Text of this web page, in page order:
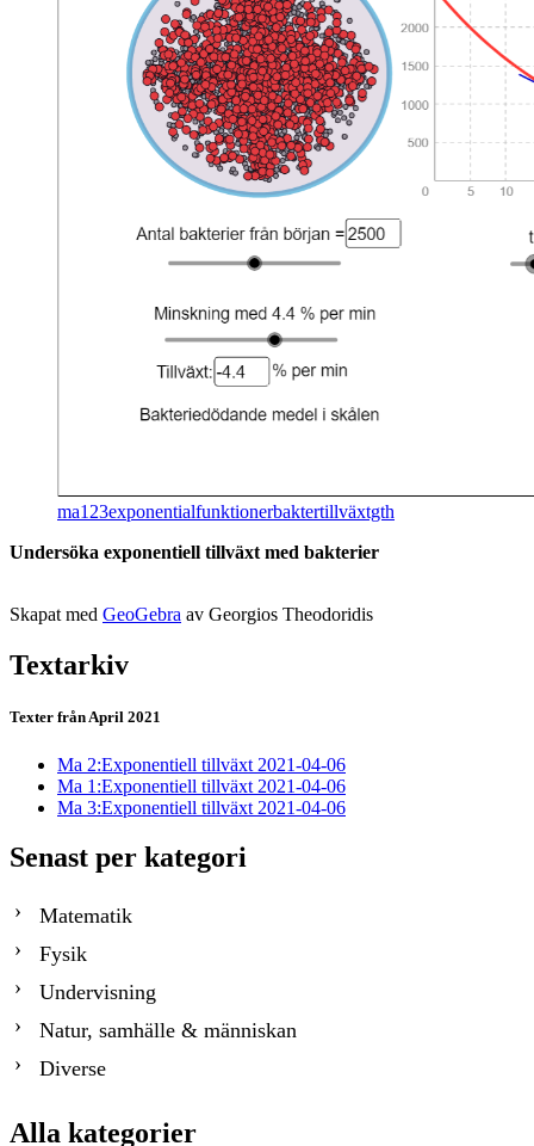
ma123exponentialfunktionerbaktertillväxtgth
Un­der­sö­ka ex­po­nen­ti­ell till­växt med bak­te­ri­er
Ska­pat med Geo­Ge­bra av Ge­or­gi­os The­odo­ri­dis
Textarkiv
Texter från April 2021
Ma 2:Exponentiell tillväxt 2021-04-06
Ma 1:Exponentiell tillväxt 2021-04-06
Ma 3:Exponentiell tillväxt 2021-04-06
Senast per kategori
Matematik
Fysik
Undervisning
Natur, samhälle & människan
Diverse
Alla kategorier